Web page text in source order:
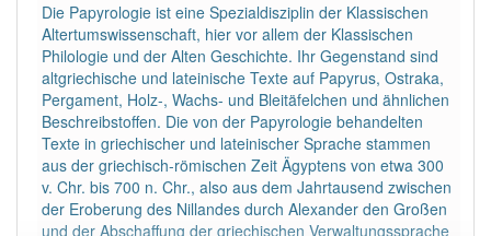
DER:41Ausnahmen Beispiele
DIE:4 354
DAS:34Ausnahmen Beispiele
PowerIndex:2
Häufigkeit: 2 von 10
Die Papyrologie ist eine Spezialdisziplin der Klassischen
Altertumswissenschaft, hier vor allem der Klassischen
Philologie und der Alten Geschichte. Ihr Gegenstand sind
altgriechische und lateinische Texte auf Papyrus, Ostraka,
Pergament, Holz-, Wachs- und Bleitäfelchen und ähnlichen
Beschreibstoffen. Die von der Papyrologie behandelten
Texte in griechischer und lateinischer Sprache stammen
aus der griechisch-römischen Zeit Ägyptens von etwa 300
v. Chr. bis 700 n. Chr., also aus dem Jahrtausend zwischen
der Eroberung des Nillandes durch Alexander den Großen
und der Abschaffung der griechischen Verwaltungssprache